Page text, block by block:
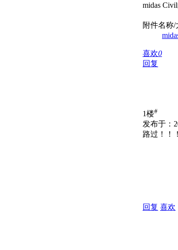
midas
附件名称/
喜欢0
回复
1楼#
发布于：
路过！！
回复 喜欢